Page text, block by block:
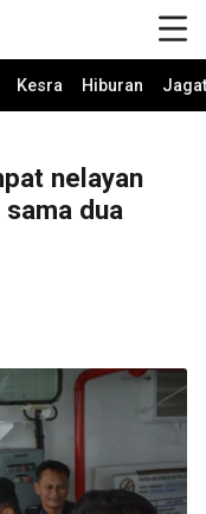
Kesra Hiburan Jagat
nelayan
dua